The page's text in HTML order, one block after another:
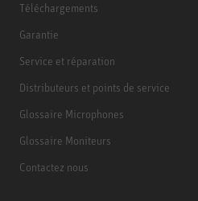
Téléchargements
Garantie
Service et réparation
Distributeurs et points de service
Glossaire Microphones
Glossaire Moniteurs
Contactez nous